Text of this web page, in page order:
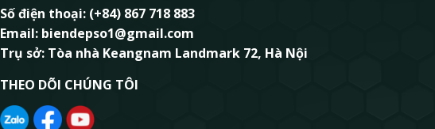
Số điện thoại: (+84) 867 718 883
Email: biendepso1@gmail.com
Trụ sở: Tòa nhà Keangnam Landmark 72, Hà Nội
THEO DÕI CHÚNG TÔI